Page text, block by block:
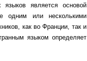
является основой
одним или несколькими
как во Франции, так и
языком определяет